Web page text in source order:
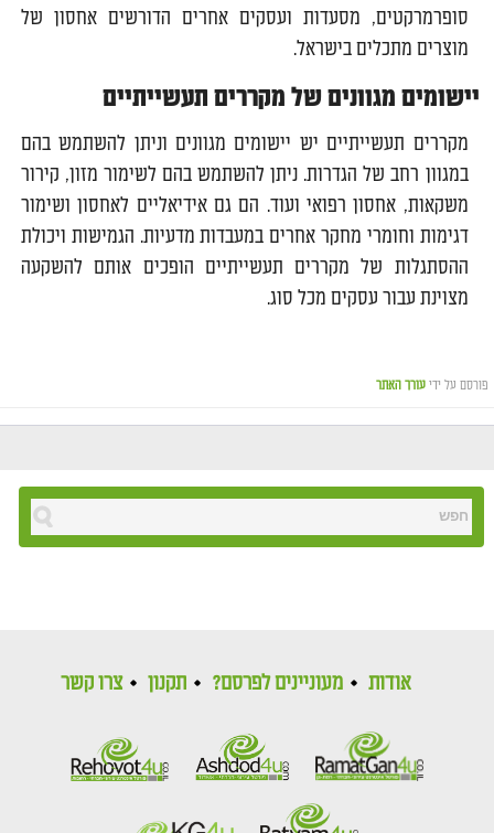
סופרמרקטים, מסעדות ועסקים אחרים הדורשים אחסון של
מוצרים מתכלים בישראל.
יישומים מגוונים של מקררים תעשייתיים
מקררים תעשייתיים יש יישומים מגוונים וניתן להשתמש בהם
במגוון רחב של הגדרות. ניתן להשתמש בהם לשימור מזון, קירור
משקאות, אחסון רפואי ועוד. הם גם אידיאליים לאחסון ושימור
דגימות וחומרי מחקר אחרים במעבדות מדעיות. הגמישות ויכולת
ההסתגלות של מקררים תעשייתיים הופכים אותם להשקעה
מצוינת עבור עסקים מכל סוג.
פורסם על ידי עורך האתר
אודות מעוניינים לפרסם? תקנון צרו קשר